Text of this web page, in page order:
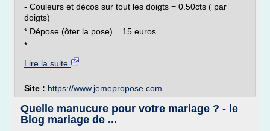
- Couleurs et décos sur tout les doigts = 0.50cts ( par
doigts)
* Dépose (ôter la pose) = 15 euros
*...
Lire la suite
Site : https://www.jemepropose.com
Quelle manucure pour votre mariage ? - le
Blog mariage de ...